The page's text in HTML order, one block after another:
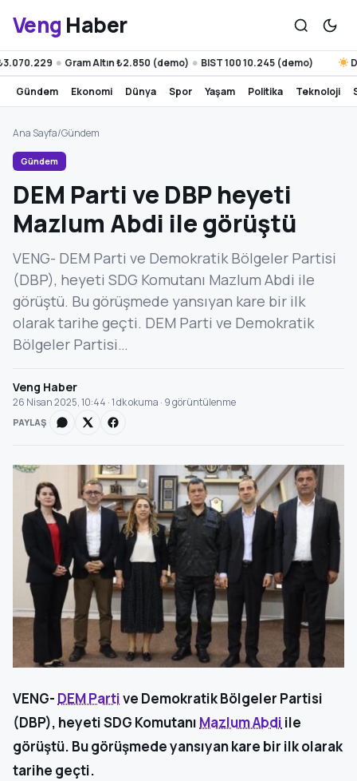
Veng Haber
● Gram Altın ₺2.850 (demo) ● BIST 100 10.245 (demo)
gündem ekonomi dünya spor yaşam politika teknoloji
Ana Sayfa/Gündem
Gündem
DEM Parti ve DBP heyeti
Mazlum Abdi ile görüştü
VENG- DEM Parti ve Demokratik Bölgeler Partisi
(DBP), heyeti SDG Komutanı Mazlum Abdi ile
görüştü. Bu görüşmede yansıyan kare bir ilk
olarak tarihe geçti. DEM Parti ve Demokratik
Bölgeler Partisi…
Veng Haber
26 Nisan 2025, 10:44 · 1 dk okuma · 9 görüntülenme
PAYLAŞ
VENG- DEM Partive Demokratik Bölgeler Partisi
(DBP), heyeti SDG Komutanı Mazlum Abdi ile
görüştü. Bu görüşmede yansıyan kare bir ilk olarak
tarihe geçti.